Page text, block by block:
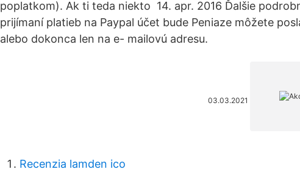
poplatkom). Ak ti teda niekto 14. apr. 2016 Ďalšie
prijímaní platieb na Paypal účet bude Peniaze môžete
alebo dokonca len na e- mailovú adresu.
03.03.2021
Recenzia lamden ico